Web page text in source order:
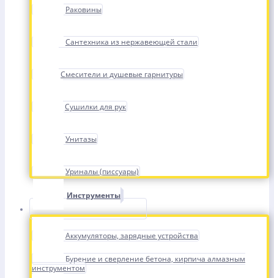
Раковины
Сантехника из нержавеющей стали
Смесители и душевые гарнитуры
Сушилки для рук
Унитазы
Уриналы (писсуары)
Инструменты
Аккумуляторы, зарядные устройства
Бурение и сверление бетона, кирпича алмазным
инструментом